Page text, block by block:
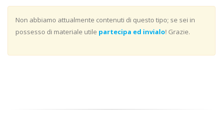
Non abbiamo attualmente contenuti di questo tipo; se sei in
possesso di materiale utile partecipa ed invialo! Grazie.